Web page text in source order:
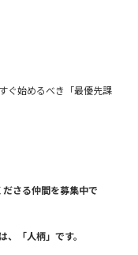
ぐ始めるべき「最優先課
さる仲間を募集中で
「人柄」です。